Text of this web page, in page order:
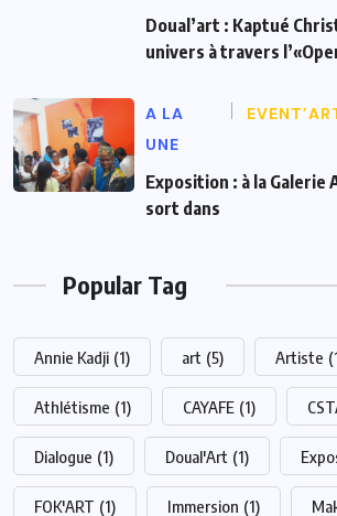
Doual’art : Kaptué
univers à travers
A LA
UNE
Exposition : à la Galerie
sort dans
Popular Tag
Annie Kadji (1) art (5) Artiste
Athlétisme (1) CAYAFE (1)
Dialogue (1) Doual'Art (1)
FOK'ART (1) Immersion (1)